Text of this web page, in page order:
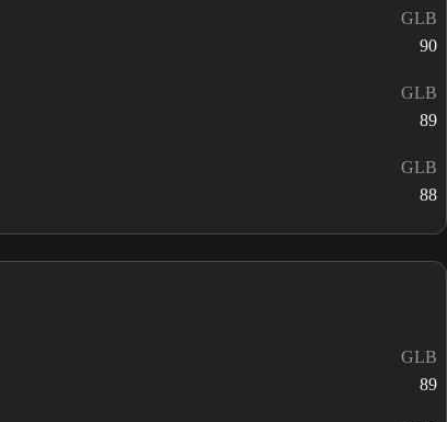
GLB
90
GLB
89
GLB
88
GLB
89